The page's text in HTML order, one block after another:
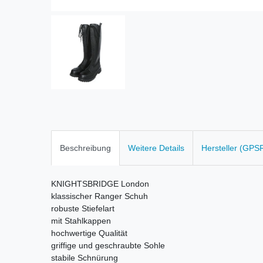
Beschreibung Weitere Details Hersteller
KNIGHTSBRIDGE London
klassischer Ranger Schuh
robuste Stiefelart
mit Stahlkappen
hochwertige Qualität
griffige und geschraubte Sohle
stabile Schnürung